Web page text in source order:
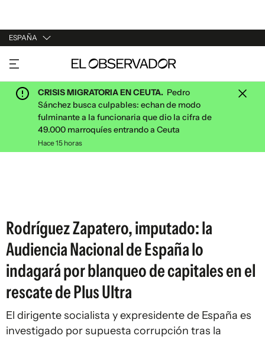
ESPAÑA
URUGUAY
ARGENTINA
ESPAÑA
ESTADOS UNIDOS
CRISIS MIGRATORIA EN CEUTA. Pedro
Sánchez busca culpables: echan de modo
fulminante a la funcionaria que dio la cifra de
49.000 marroquíes entrando a Ceuta
Hace 15 horas
Rodríguez Zapatero, imputado: la
Audiencia Nacional de España lo
indagará por blanqueo de capitales en el
rescate de Plus Ultra
El dirigente socialista y expresidente de España es
investigado por supuesta corrupción tras la